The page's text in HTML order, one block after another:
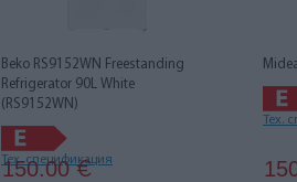
Beko RS9152WN Freestanding
Refrigerator 90L White
(RS9152WN)
Тех. спецификация
150.00€
Тех.